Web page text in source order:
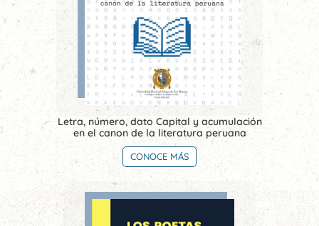
Letra, número, dato Capital y acumulación
en el canon de la literatura peruana
CONOCE MÁS